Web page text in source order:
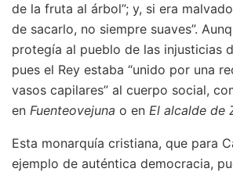
de la fruta al árbol”; y, si era
de sacarlo, no siempre suaves”.
protegía al pueblo de las injusticias
pues el Rey estaba “unido por una
vasos capilares” al cuerpo social,
en Fuenteovejuna o en El alcalde de
Esta monarquía cristiana, que para
ejemplo de auténtica democracia,